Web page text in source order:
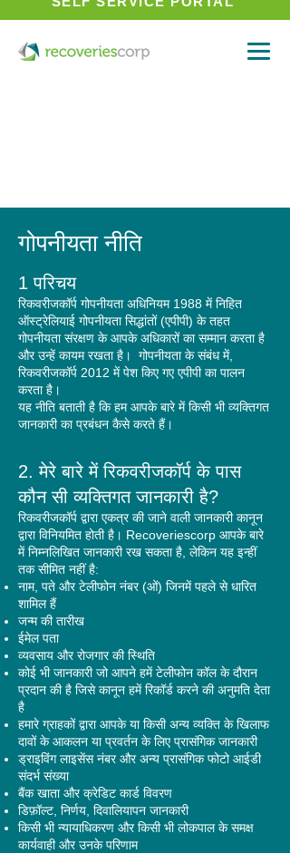
गोपनीयता नीति
1 परिचय
रिकवरीजकॉर्प गोपनीयता अधिनियम 1988 में निहित
ऑस्ट्रेलियाई गोपनीयता सिद्धांतों (एपीपी) के तहत
गोपनीयता संरक्षण के आपके अधिकारों का सम्मान करता है
और उन्हें कायम रखता है।
गोपनीयता के संबंध में,
रिकवरीजकॉर्प 2012 में पेश किए गए एपीपी का पालन
करता है।
यह नीति बताती है कि हम आपके बारे में किसी भी व्यक्तिगत
जानकारी का प्रबंधन कैसे करते हैं।
2. मेरे बारे में रिकवरीजकॉर्प के पास
कौन सी व्यक्तिगत जानकारी है?
रिकवरीजकॉर्प द्वारा एकत्र की जाने वाली जानकारी कानून
द्वारा विनियमित होती है। Recoveriescorp आपके बारे
में निम्नलिखित जानकारी रख सकता है, लेकिन यह इन्हीं
तक सीमित नहीं है:
नाम, पते और टेलीफोन नंबर (ओं) जिनमें पहले से धारित
शामिल हैं
जन्म की तारीख
ईमेल पता
व्यवसाय और रोजगार की स्थिति
कोई भी जानकारी जो आपने हमें टेलीफोन कॉल के दौरान
प्रदान की है जिसे कानून हमें रिकॉर्ड करने की अनुमति देता
है
हमारे ग्राहकों द्वारा आपके या किसी अन्य व्यक्ति के खिलाफ
दावों के आकलन या प्रवर्तन के लिए प्रासंगिक जानकारी
ड्राइविंग लाइसेंस नंबर और अन्य प्रासंगिक फोटो आईडी
संदर्भ संख्या
बैंक खाता और क्रेडिट कार्ड विवरण
डिफ़ॉल्ट, निर्णय, दिवालियापन जानकारी
किसी भी न्यायाधिकरण और किसी भी लोकपाल के समक्ष
कार्यवाही और उनके परिणाम